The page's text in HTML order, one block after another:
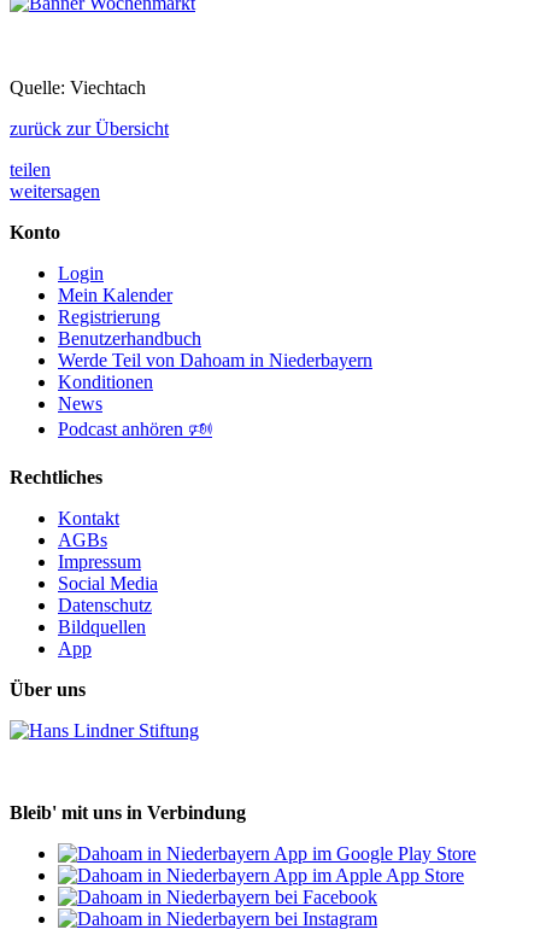
Quelle: Viechtach
zurück zur Übersicht
teilen
weitersagen
Konto
Login
Mein Kalender
Registrierung
Benutzerhandbuch
Werde Teil von Dahoam in Niederbayern
Konditionen
News
Podcast anhören 🕬
Rechtliches
Kontakt
AGBs
Impressum
Social Media
Datenschutz
Bildquellen
App
Über uns
Bleib' mit uns in Verbindung